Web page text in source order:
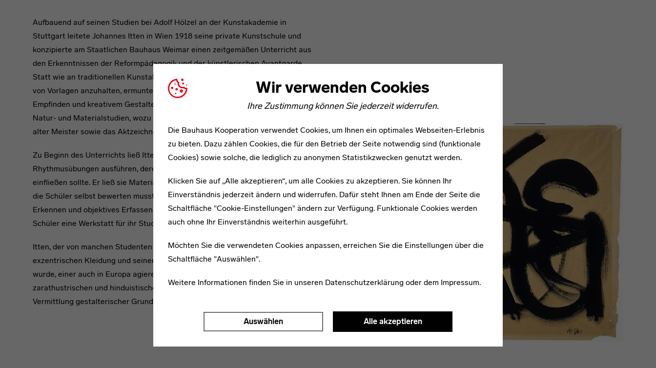
Wir verwenden Cookies
Ihre Zustimmung können Sie jederzeit widerrufen.
Die Bauhaus Kooperation verwendet Cookies, um Ihnen ein optimales Webseiten-Erlebnis
zu bieten. Dazu zählen Cookies, die für den Betrieb der Seite notwendig sind (funktionale
Cookies) sowie solche, die lediglich zu anonymen Statistikzwecken genutzt werden.
Klicken Sie auf „Alle akzeptieren“, um alle Cookies zu akzeptieren. Sie können Ihr
Einverständnis jederzeit ändern und widerrufen. Dafür steht Ihnen am Ende der Seite die
Schaltfläche "Cookie-Einstellungen" ändern zur Verfügung. Funktionale Cookies werden
auch ohne Ihr Einverständnis weiterhin ausgeführt.
Möchten Sie die verwendeten Cookies anpassen, erreichen Sie die Einstellungen über die
Schaltfläche "Auswählen".
Weitere Informationen finden Sie in unseren Datenschutzerklärung oder dem Impressum.
Auswählen Alle akzeptieren
Aufbauend auf seinen Studien bei Adolf Hölzel an der Kunstakademie in
Stuttgart leitete Johannes Itten in Wien 1918 seine private Kunstschule und
konzipierte am Staatlichen Bauhaus Weimar einen zeitgemäßen Unterricht aus
den Erkenntnissen der Reformpädagogik und der künstlerischen Avantgarde.
Statt wie an traditionellen Kunstakademien die Schüler zunächst zum Kopieren
von Vorlagen anzuhalten, ermunterte Itten seine Schüler zu eigenem subjektiven
Empfinden und kreativem Gestalten. Sein Unterricht gliederte sich in drei Teile:
Natur- und Materialstudien, wozu auch Farb- und Formenlehre zählten, Analysen
alter Meister sowie das Aktzeichnen.
Zu Beginn des Unterrichts ließ Itten seine Schüler Konzentrations-, Atem- und
Rhythmusübungen ausführen, deren Schwung in das gestalterische Arbeiten
einfließen sollte. Er ließ sie Materialstudien und Kontrastübungen anfertigen, die
die Schüler selbst bewerten mussten. Dabei legte er Wert auf subjektives
Erkennen und objektives Erfassen. Erst nach Bestehen des Vorkurses durften die
Schüler eine Werkstatt für ihr Studium auswählen.
Itten, der von manchen Studenten und Kollegen am Bauhaus aufgrund seiner
exzentrischen Kleidung und seiner Befolgung des Mazdaznan-Kultes belächelt
wurde, einer auch in Europa agierenden amerikanischen Sekte mit christlichen,
zarathustrischen und hinduistischen Elementen, hat dennoch die pädagogische
Vermittlung gestalterischer Grundlagen bis heute geprägt.